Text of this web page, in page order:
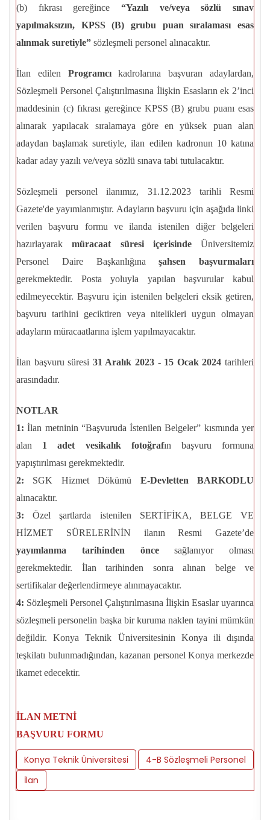
(b) fıkrası gereğince “Yazılı ve/veya sözlü sınav
yapılmaksızın, KPSS (B) grubu puan sıralaması esas
alınmak suretiyle” sözleşmeli personel alınacaktır.
İlan edilen Programcıkadrolarına başvuran adaylardan,
Sözleşmeli Personel Çalıştırılmasına İlişkin Esasların ek 2’inci
maddesinin (c) fıkrası gereğince KPSS (B) grubu puanı esas
alınarak yapılacak sıralamaya göre en yüksek puan alan
adaydan başlamak suretiyle, ilan edilen kadronun 10 katına
kadar aday yazılı ve/veya sözlü sınava tabi tutulacaktır.
Sözleşmeli personel ilanımız, 31.12.2023 tarihli Resmi
Gazete'de yayımlanmıştır. Adayların başvuru için aşağıda linki
verilen başvuru formu ve ilanda istenilen diğer belgeleri
hazırlayarakmüracaat süresi içerisindeÜniversitemiz
Personel Daire Başkanlığınaşahsen başvurmaları
gerekmektedir. Posta yoluyla yapılan başvurular kabul
edilmeyecektir. Başvuru için istenilen belgeleri eksik getiren,
başvuru tarihini geciktiren veya nitelikleri uygun olmayan
adayların müracaatlarına işlem yapılmayacaktır.
İlan başvuru süresi 31 Aralık 2023 - 15 Ocak 2024 tarihleri
arasındadır.
NOTLAR
1: İlan metninin “Başvuruda İstenilen Belgeler” kısmında yer
alan 1 adet vesikalık fotoğrafın başvuru formuna
yapıştırılması gerekmektedir.
2: SGK Hizmet Dökümü E-Devletten BARKODLU
alınacaktır.
3: Özel şartlarda istenilen SERTİFİKA, BELGE VE
HİZMET SÜRELERİNİN ilanın Resmi Gazete’de
yayımlanma tarihinden öncesağlanıyor olması
gerekmektedir. İlan tarihinden sonra alınan belge ve
sertifikalar değerlendirmeye alınmayacaktır.
4: Sözleşmeli Personel Çalıştırılmasına İlişkin Esaslar uyarınca
sözleşmeli personelin başka bir kuruma naklen tayini mümkün
değildir. Konya Teknik Üniversitesinin Konya ili dışında
teşkilatı bulunmadığından, kazanan personel Konya merkezde
ikamet edecektir.
İLAN METNİ
BAŞVURU FORMU
Konya Teknik Üniversitesi
4-B Sözleşmeli Personel
İlan